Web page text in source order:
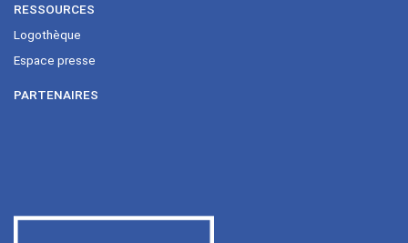
RESSOURCES
Logothèque
Espace presse
PARTENAIRES